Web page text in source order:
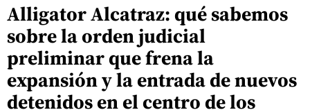
Alligator Alcatraz: qué sabemos
sobre la orden judicial
preliminar que frena la
expansión y la entrada de nuevos
detenidos en el centro de los